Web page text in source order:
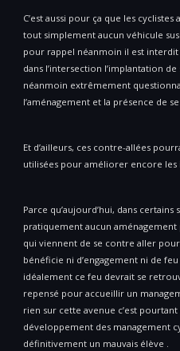
C’est aussi pour ça que les cyclistes
tout simplement aucun véhicule
pour rappel néanmoin il est
dans l’intersection l’implantation
néanmoin extrêmement
l’aménagement et la présence de
Et d’ailleurs, ces contre-allées
utilisées pour améliorer encore les
Parce qu’aujourd’hui, dans certains
pratiquement aucun aménagement
qui viennent de se contre aller
bénéficie ni d’engagement ni de
idéalement ce feu devrait se
repensé pour accueillir un
rien sur cette avenue c’est
développement des management
définitivement un mauvais élève .